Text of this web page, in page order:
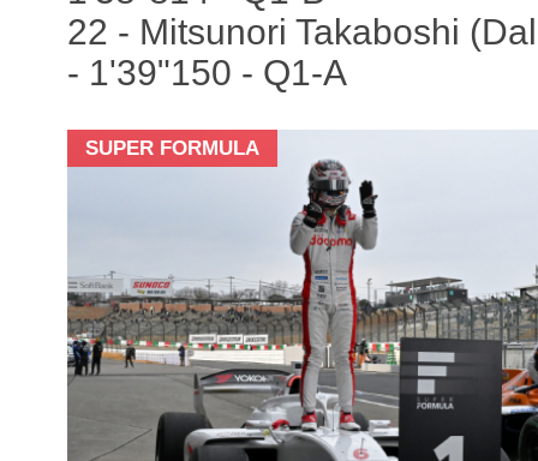
22 - Mitsunori Takaboshi
- 1'39"150 - Q1-A
SUPER FORMULA